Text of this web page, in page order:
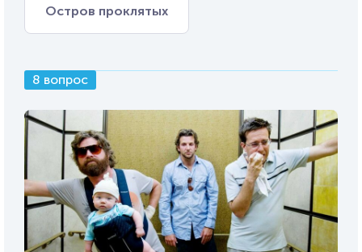
Остров проклятых
8 вопрос